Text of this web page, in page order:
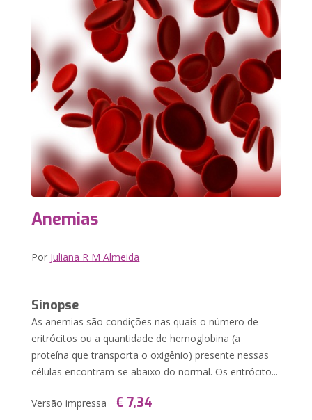
Anemias
Por Juliana R M Almeida
Sinopse
As anemias são condições nas quais o número de
eritrócitos ou a quantidade de hemoglobina (a
proteína que transporta o oxigênio) presente nessas
células encontram-se abaixo do normal. Os eritrócito...
Versão impressa € 7,34